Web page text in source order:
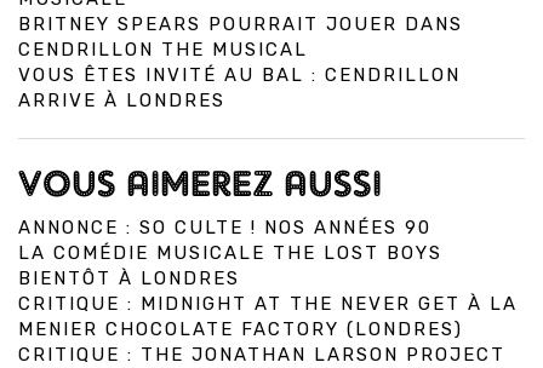
BRITNEY SPEARS POURRAIT JOUER DANS
CENDRILLON THE MUSICAL
VOUS ÊTES INVITÉ AU BAL : CENDRILLON
ARRIVE À LONDRES
VOUS AIMEREZ AUSSI
ANNONCE : SO CULTE ! NOS ANNÉES 90
LA COMÉDIE MUSICALE THE LOST BOYS
BIENTÔT À LONDRES
CRITIQUE : MIDNIGHT AT THE NEVER GET À LA
MENIER CHOCOLATE FACTORY (LONDRES)
CRITIQUE : THE JONATHAN LARSON PROJECT